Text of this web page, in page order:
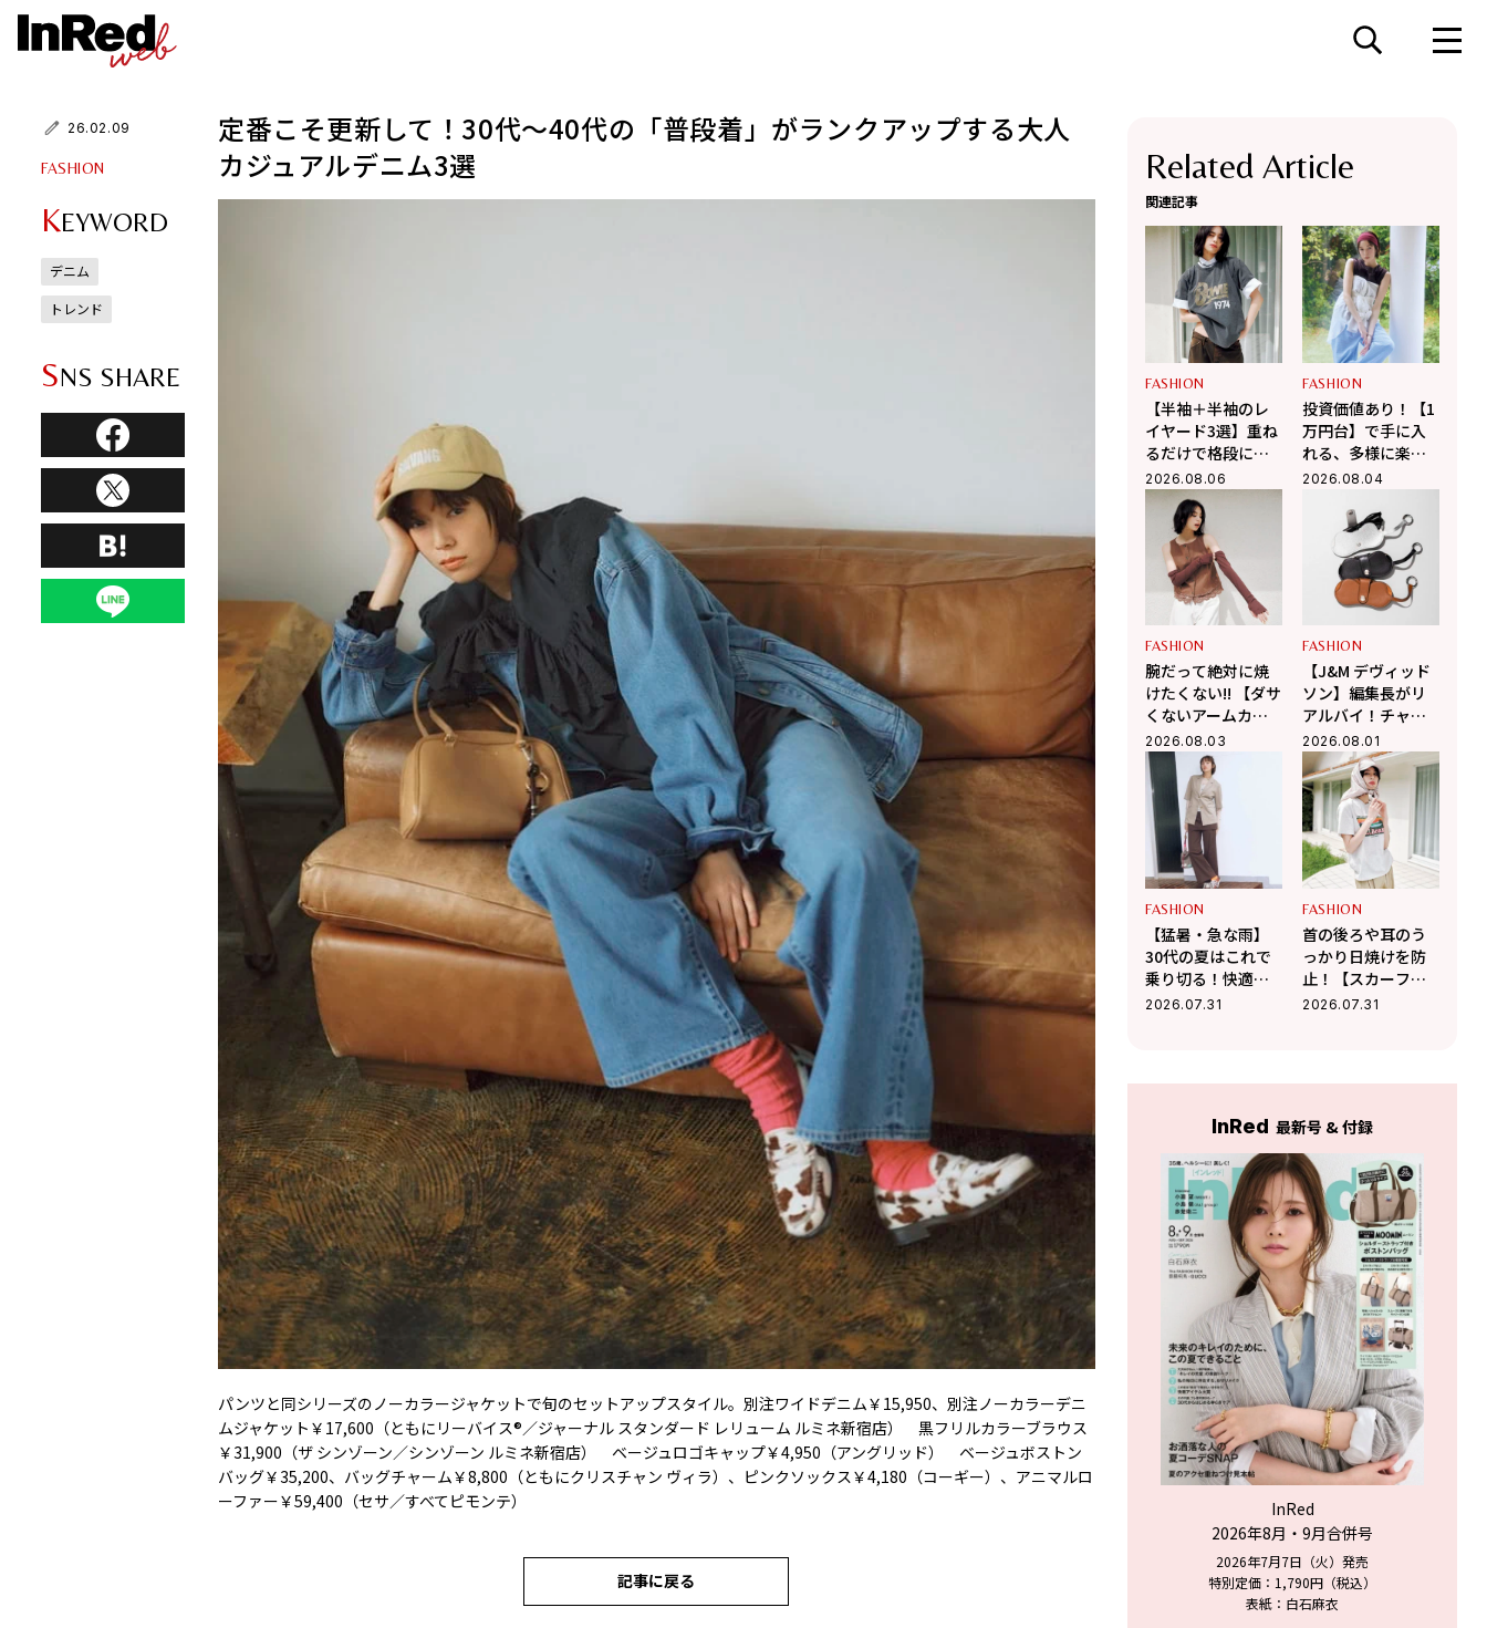
定番こそ更新して！30代～40代の「普段着」がランクアップする大人
カジュアルデニム3選
パンツと同シリーズのノーカラージャケットで旬のセットアップスタイル。別注ワイドデニム￥15,950、別注ノーカラーデニ
ムジャケット￥17,600（ともにリーバイス®／ジャーナル スタンダード レリューム ルミネ新宿店） 黒フリルカラーブラウス
￥31,900（ザ シンゾーン／シンゾーン ルミネ新宿店） ベージュロゴキャップ￥4,950（アングリッド） ベージュボストン
バッグ￥35,200、バッグチャーム￥8,800（ともにクリスチャン ヴィラ）、ピンクソックス￥4,180（コーギー）、アニマルロ
ーファー￥59,400（セサ／すべてピモンテ）
記事に戻る
26.02.09
FASHION
KEYWORD
デニム
トレンド
SNS SHARE
Related Article
関連記事
FASHION
【半袖＋半袖のレ
イヤード3選】重ね
るだけで格段に洒
落て気温調整もで
きる！
2026.08.06
FASHION
投資価値あり！【1
万円台】で手に入
れる、多様に楽し
む大人の「最旬シ
2026.08.04
FASHION
腕だって絶対に焼
けたくない!! 【ダサ
くないアームカバ
ーのコーデ術3選】
2026.08.03
FASHION
【J&M デヴィッド
ソン】編集長がリ
アルバイ！チャー
ムにもなるメガネ
ケースがこの夏大
活躍の予感
2026.08.01
FASHION
【猛暑・急な雨】
30代の夏はこれで
乗り切る！快適さ
を味方にする「コ
2026.07.31
FASHION
首の後ろや耳のう
っかり日焼けを防
止！【スカーフ付
きキャップ】はフ
2026.07.31
InRed 最新号 & 付録
InRed
2026年8月・9月合併号
2026年7月7日（火）発売
特別定価：1,790円（税込）
表紙：白石麻衣